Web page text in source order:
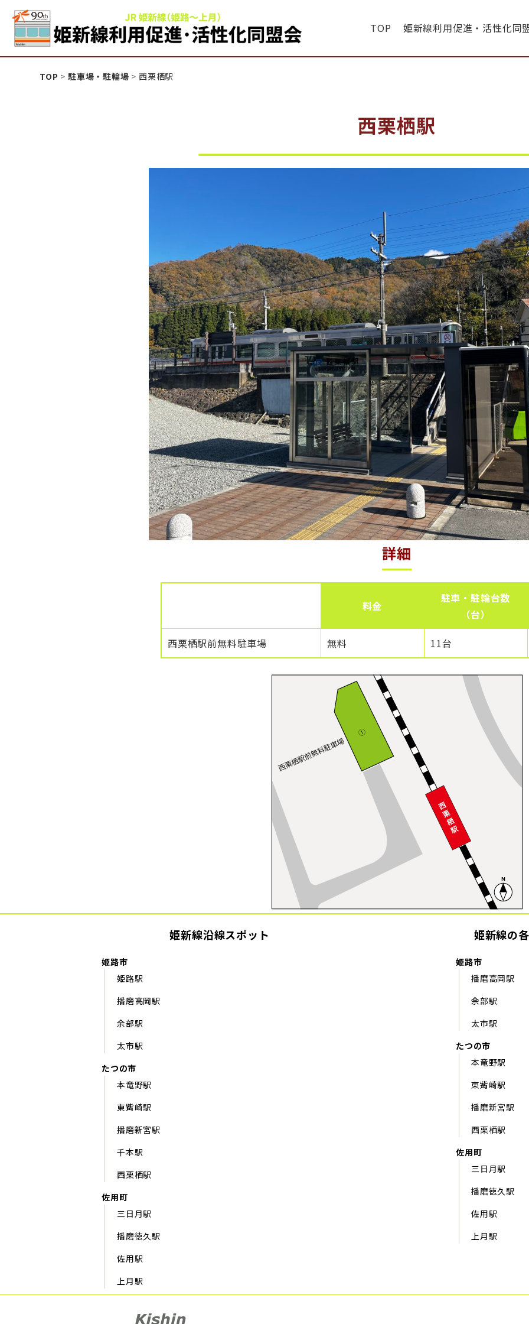
姫新線利用促進活性化・同盟会
TOP 姫新線利用促進・活性化同
TOP > 駐車場・駐輪場 > 西栗栖駅
西栗栖駅
詳細
料金
駐車・駐輪台数
（台）
西栗栖駅前無料駐車場 無料 11台
姫新線沿線スポット
姫路市
姫路駅
播磨高岡駅
余部駅
太市駅
たつの市
本竜野駅
東觜崎駅
播磨新宮駅
千本駅
西栗栖駅
佐用町
三日月駅
播磨徳久駅
佐用駅
上月駅
姫新線の
姫路市
播磨高岡駅
余部駅
太市駅
たつの市
本竜野駅
東觜崎駅
播磨新宮駅
西栗栖駅
佐用町
三日月駅
播磨徳久駅
佐用駅
上月駅